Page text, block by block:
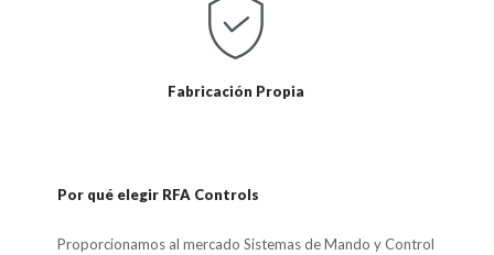
Fabricación Propia
Por qué elegir RFA Controls
Proporcionamos al mercado Sistemas de Mando y Control